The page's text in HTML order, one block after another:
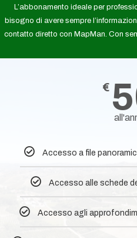
L’abbonamento ideale per
bisogno di avere sempre
contatto diretto con MapMan. Con
€
Accesso a file
Accesso alle schede
Accesso agli